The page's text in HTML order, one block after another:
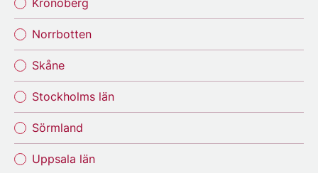
Kronoberg
Norrbotten
Skåne
Stockholms län
Sörmland
Uppsala län